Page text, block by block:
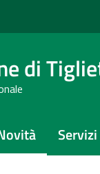
di
Servizi